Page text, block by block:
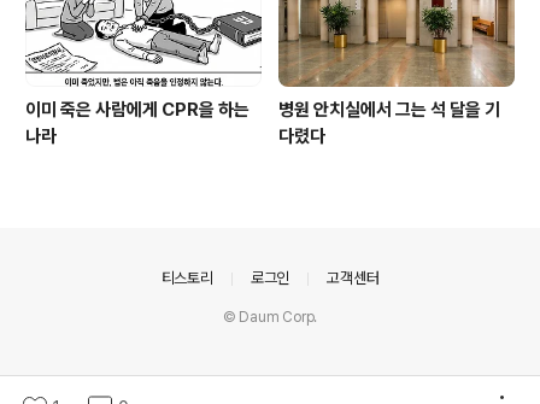
이미 죽은 사람에게 CPR을 하는
나라
병원 안치실에서 그는 석 달을 기
다렸다
티스토리 로그인 고객센터
© Daum Corp.